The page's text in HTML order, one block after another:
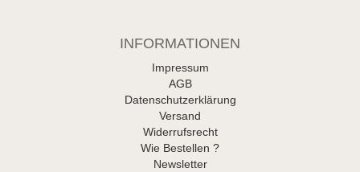
INFORMATIONEN
Impressum
AGB
Datenschutzerklärung
Versand
Widerrufsrecht
Wie Bestellen ?
Newsletter